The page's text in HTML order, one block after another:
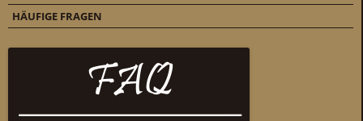
HÄUFIGE FRAGEN